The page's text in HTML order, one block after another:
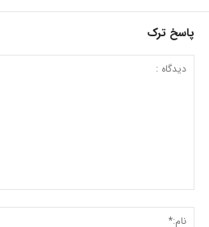
پاسخ ترک